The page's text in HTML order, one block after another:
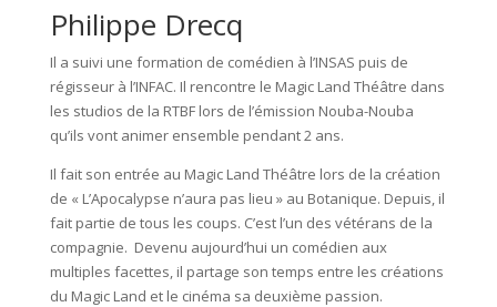
Philippe Drecq
Il a suivi une formation de comédien à l’INSAS puis de
régisseur à l’INFAC. Il rencontre le Magic Land Théâtre dans
les studios de la RTBF lors de l’émission Nouba-Nouba
qu’ils vont animer ensemble pendant 2 ans.
Il fait son entrée au Magic Land Théâtre lors de la création
de « L’Apocalypse n’aura pas lieu » au Botanique. Depuis, il
fait partie de tous les coups. C’est l’un des vétérans de la
compagnie. Devenu aujourd’hui un comédien aux
multiples facettes, il partage son temps entre les créations
du Magic Land et le cinéma sa deuxième passion.